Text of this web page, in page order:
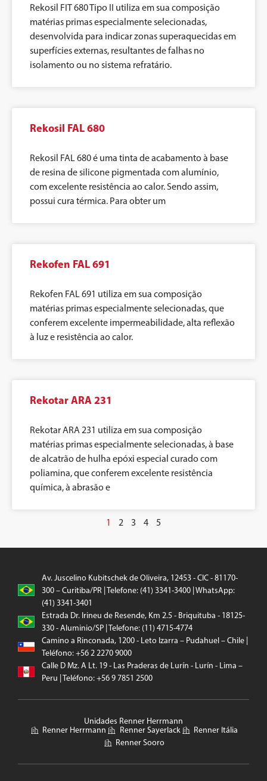
Rekosil FIT 680 Tipo II utiliza em sua composição
matérias primas especialmente selecionadas,
desenvolvida para indicar zonas superaquecidas em
superfícies externas, resultantes de falhas no
isolamento ou no sistema refratário.
Rekosil FAL 680
Rekosil FAL 680 é uma tinta de acabamento à base
de resina de silicone pigmentada com alumínio,
com excelente resistência ao calor. Sendo assim,
possui cura térmica. Para obter um
Rekofen FAL 691
Rekofen FAL 691 utiliza em sua composição
matérias primas especialmente selecionadas, que
conferem excelente impermeabilidade, alta reflexão
à luz e resistência ao calor.
Rekotar ARA 231
Rekotar ARA 231 utiliza em sua composição
matérias primas especialmente selecionadas, à base
de alcatrão de hulha epóxi especial curado com
poliamina, que conferem excelente resistência
química, à abrasão e
1 2 3 4 5
Av. Juscelino Kubitschek de Oliveira, 12453 - CIC - 81170-
300 – Curitiba/PR | Telefone: (41) 3341-3400 | WhatsApp:
(41) 3341-3401
Estrada Dr. Irineu de Resende, Km 2.5 - Briquituba - 18125-
330 - Aluminio/SP | Telefone: (11) 4715-4774
Camino a Rinconada, 1200 - Leto Izarra – Pudahuel – Chile |
Teléfono: +56 2 2270 9000
Calle D Mz. A Lt. 19 - Las Praderas de Lurín - Lurín - Lima –
Peru | Teléfono: +56 9 7851 2500
Unidades Renner Herrmann
Renner Herrmann
Renner Sayerlack
Renner Itália
Renner Sooro